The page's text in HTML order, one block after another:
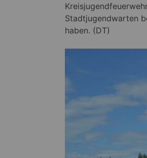
Stadtjugendwarten
haben. (DT)